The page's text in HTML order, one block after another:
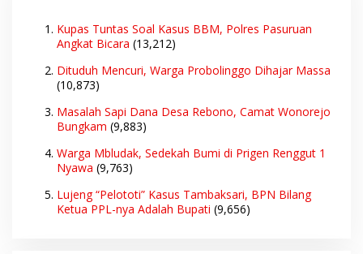
Kupas Tuntas Soal Kasus BBM, Polres Pasuruan
Angkat Bicara (13,212)
Dituduh Mencuri, Warga Probolinggo Dihajar Massa
(10,873)
Masalah Sapi Dana Desa Rebono, Camat Wonorejo
Bungkam (9,883)
Warga Mbludak, Sedekah Bumi di Prigen Renggut 1
Nyawa (9,763)
Lujeng “Pelototi” Kasus Tambaksari, BPN Bilang
Ketua PPL-nya Adalah Bupati (9,656)